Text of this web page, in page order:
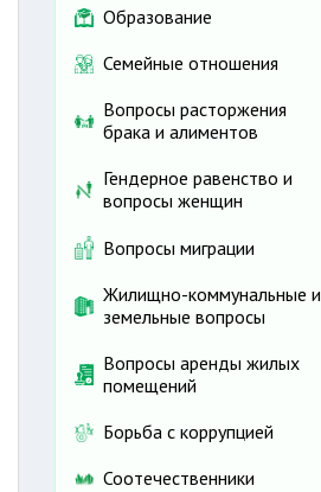
Образование
Семейные отношения
Вопросы расторжения
брака и алиментов
Гендерное равенство и
вопросы женщин
Вопросы миграции
Жилищно-коммунальные и
земельные вопросы
Вопросы аренды жилых
помещений
Борьба с коррупцией
Соотечественники